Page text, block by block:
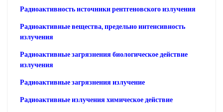
Радиоактивность источники рентгеновского излучения
Радиоактивные вещества, предельно интенсивность
излучения
Радиоактивные загрязнения биологическое действие
излучения
Радиоактивные загрязнения излучение
Радиоактивные излучения химическое действие